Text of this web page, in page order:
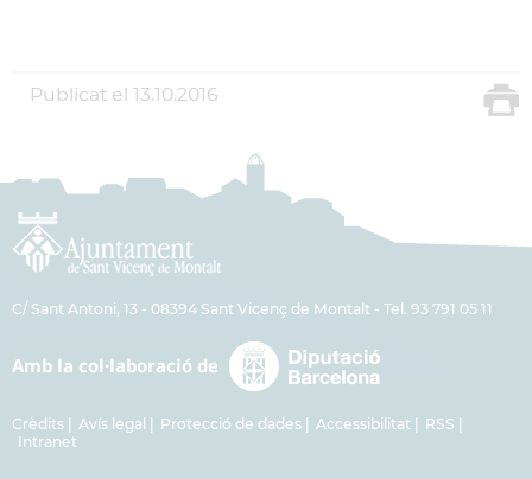
Publicat el 13.10.2016
C/ Sant Antoni, 13 - 08394 Sant Vicenç de Montalt - Tel. 93 791 05 11
Crèdits Avís legal Protecció de dades Accessibilitat
RSS
Intranet